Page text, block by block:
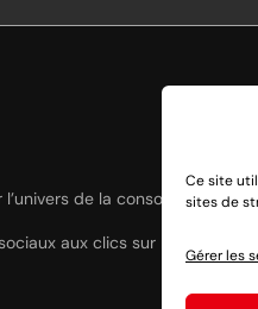
Ce site
sites de
Gérer les
de la console hybride
aux clics sur nos liens